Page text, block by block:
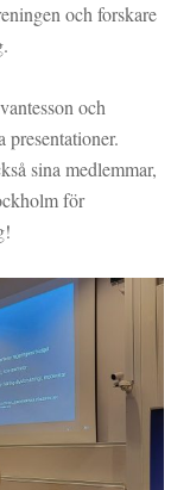
och forskare
.
och
sina medlemmar,
för